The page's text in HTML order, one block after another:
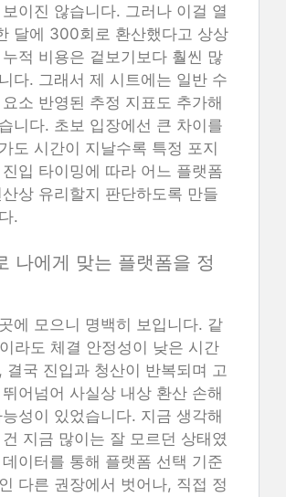
이진 않습니다. 그러나 이걸 열
달에 300회로 환산했다고 상상
적 비용은 겉보기보다 훨씬 많
다. 그래서 제 시트에는 일반 수
소 반영된 추정 지표도 추가해
니다. 초보 입장에선 큰 차이를
도 시간이 지날수록 특정 포지
입 타이밍에 따라 어느 플랫폼
상 유리할지 판단하도록 만들
.
나에게 맞는 플랫폼을 정
에 모으니 명백히 보입니다. 같
라도 체결 안정성이 낮은 시간
결국 진입과 청산이 반복되며 고
어넘어 사실상 내상 환산 손해
성이 있었습니다. 지금 생각해
지금 많이는 잘 모르던 상태였
이터를 통해 플랫폼 선택 기준
다른 권장에서 벗어나, 직접 정